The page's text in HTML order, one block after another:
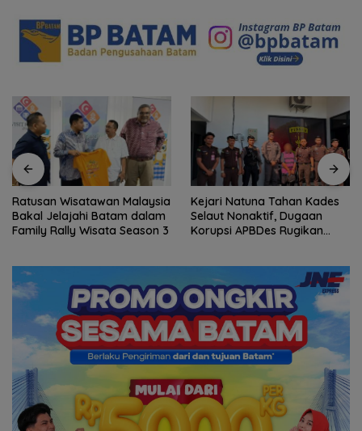
Ratusan Wisatawan Malaysia
Bakal Jelajahi Batam dalam
Family Rally Wisata Season 3
Kejari Natuna Tahan Kades
Selaut Nonaktif, Dugaan
Korupsi APBDes Rugikan